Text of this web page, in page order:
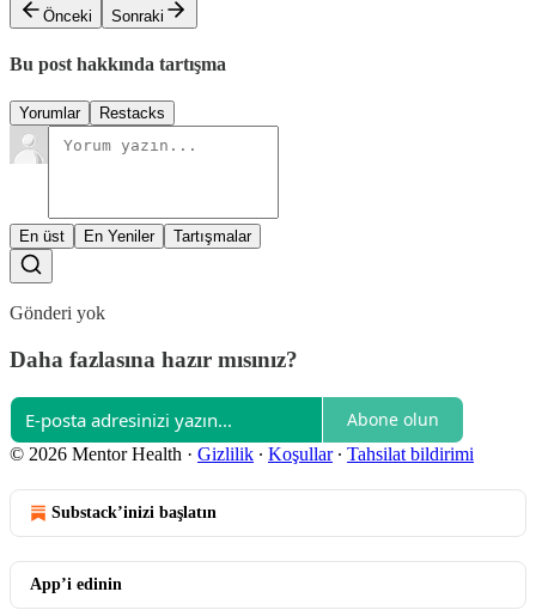
Önceki
Sonraki
Bu post hakkında tartışma
Yorumlar Restacks
En üst En Yeniler Tartışmalar
Gönderi yok
Daha fazlasına hazır mısınız?
Abone olun
© 2026 Mentor Health · Gizlilik ∙ Koşullar∙ Tahsilat bildirimi
Substack’inizi başlatın
App’i edinin